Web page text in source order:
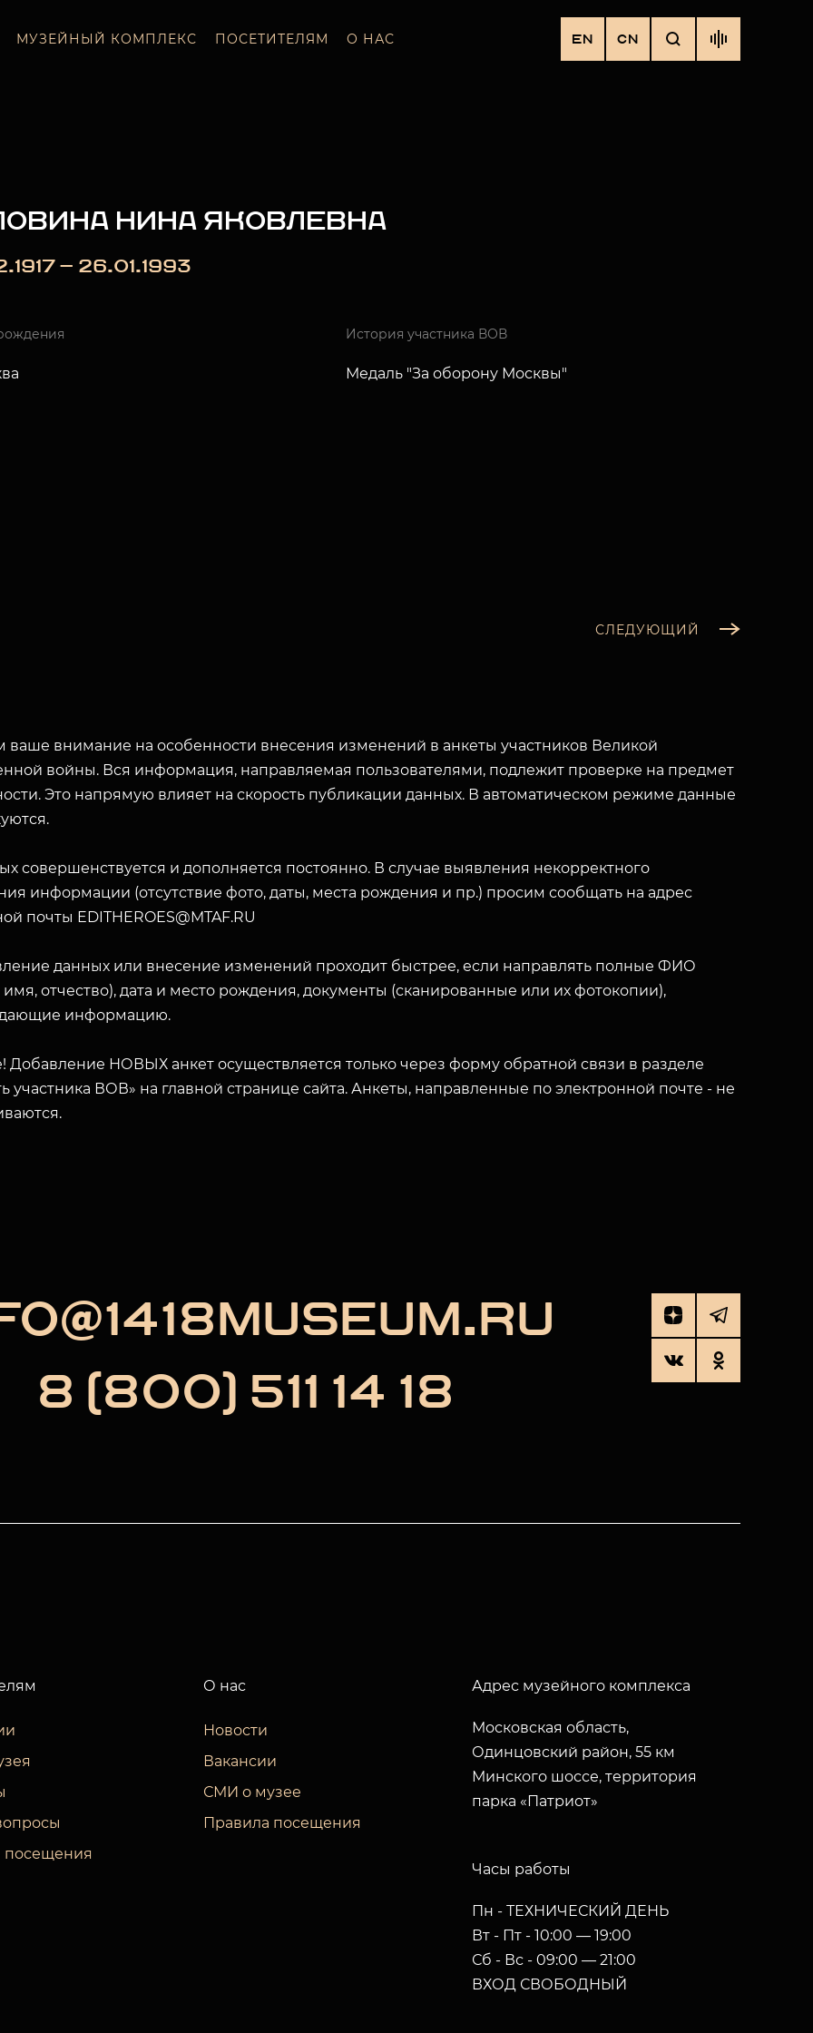
МУЗЕЙНЫЙ КОМПЛЕКС ПОСЕТИТЕЛЯМ О НАС EN CN
НИНА ЯКОВЛЕВНА
— 26.01.1993
История участника ВОВ
Медаль "За оборону Москвы"
СЛЕДУЮЩИЙ
внимание на особенности внесения изменений в анкеты участников Великой
войны. Вся информация, направляемая пользователями, подлежит проверке на предмет
Это напрямую влияет на скорость публикации данных. В автоматическом режиме данные
совершенствуется и дополняется постоянно. В случае выявления некорректного
информации (отсутствие фото, даты, места рождения и пр.) просим сообщать на адрес
почты EDITHEROES@MTAF.RU
данных или внесение изменений проходит быстрее, если направлять полные ФИО
отчество), дата и место рождения, документы (сканированные или их фотокопии),
информацию.
Добавление НОВЫХ анкет осуществляется только через форму обратной связи в разделе
участника ВОВ» на главной странице сайта. Анкеты, направленные по электронной почте - не
8 (800) 511 14 18
посещения
О нас
Новости
Вакансии
СМИ о музее
Правила посещения
Адрес музейного комплекса
Московская область,
Одинцовский район, 55 км
Минского шоссе, территория
парка «Патриот»
Часы работы
Пн - ТЕХНИЧЕСКИЙ ДЕНЬ
Вт - Пт - 10:00 — 19:00
Сб - Вс - 09:00 — 21:00
ВХОД СВОБОДНЫЙ